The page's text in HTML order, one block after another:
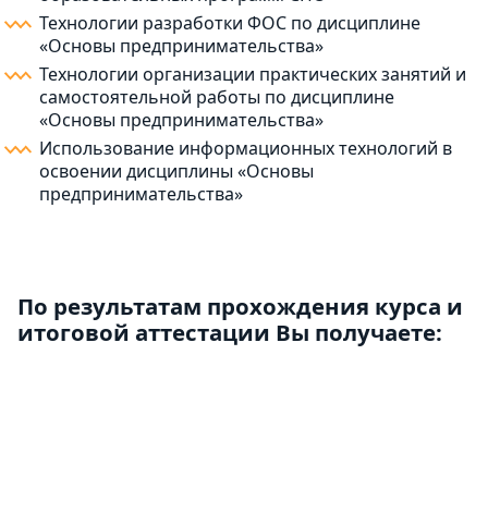
Технологии разработки ФОС по дисциплине
«Основы предпринимательства»
Технологии организации практических занятий и
самостоятельной работы по дисциплине
«Основы предпринимательства»
Использование информационных технологий в
освоении дисциплины «Основы
предпринимательства»
По результатам прохождения курса и
итоговой аттестации Вы получаете: